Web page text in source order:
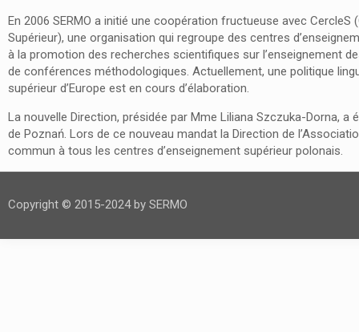
En 2006 SERMO a initié une coopération fructueuse avec
Supérieur), une organisation qui regroupe des centres
à la promotion des recherches scientifiques sur l’enseignement
de conférences méthodologiques. Actuellement, une politique
supérieur d’Europe est en cours d’élaboration.
La nouvelle Direction, présidée par Mme Liliana Szczuka-Dorna,
de Poznań. Lors de ce nouveau mandat la Direction de
commun à tous les centres d’enseignement supérieur polonais.
Copyright © 2015-2024 by SERMO